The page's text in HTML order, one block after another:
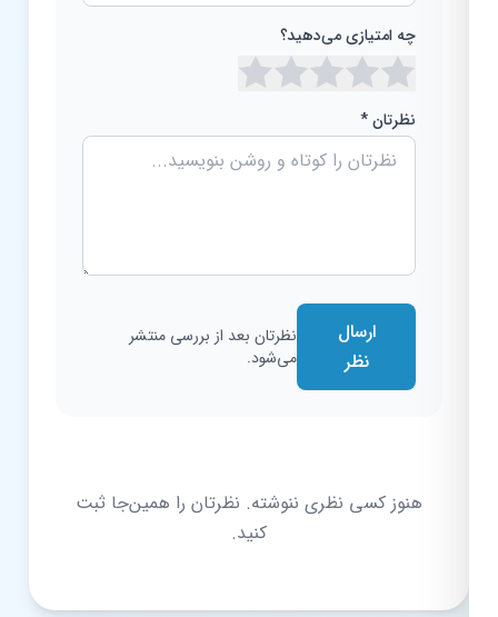
چه امتیازی می‌دهید؟
نظرتان *
ارسال
نظرتان بعد از بررسی منتشر
می‌شود.
هنوز کسی نظری ننوشته. نظرتان را همین‌جا ثبت
کنید.